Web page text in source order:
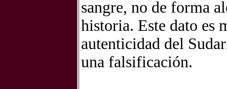
sangre, no de forma
historia. Este dato es
autenticidad del
una falsificación.